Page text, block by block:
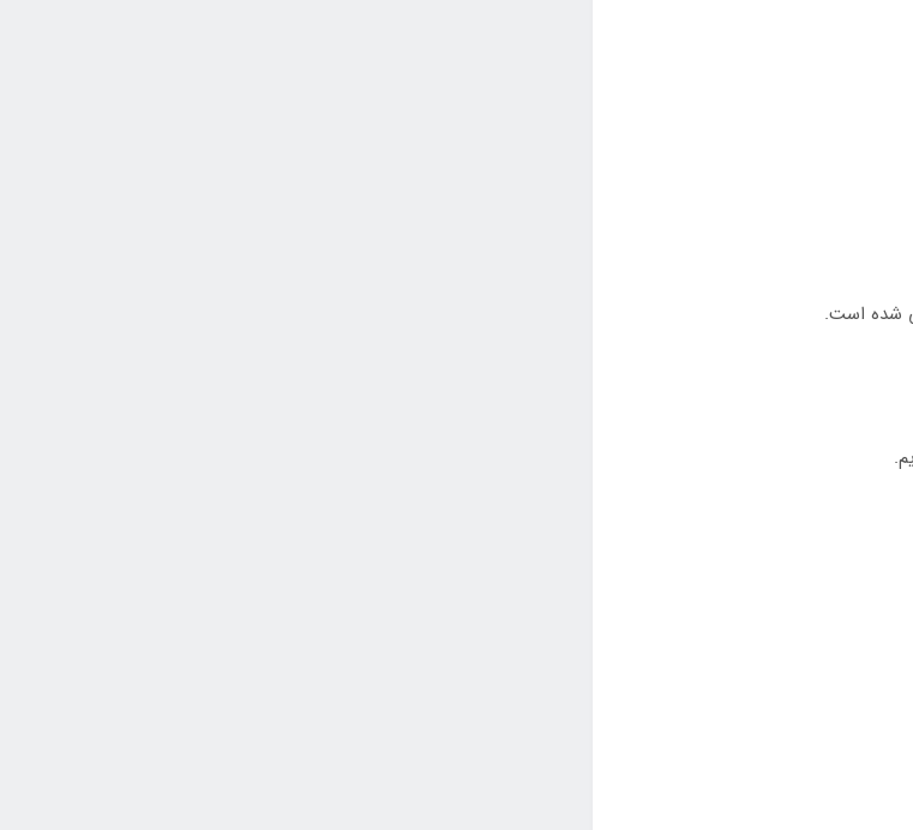
شده است.